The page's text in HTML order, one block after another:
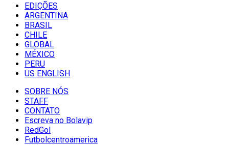
EDIÇÕES
ARGENTINA
BRASIL
CHILE
GLOBAL
MÉXICO
PERU
US ENGLISH
SOBRE NÓS
STAFF
CONTATO
Escreva no Bolavip
RedGol
Futbolcentroamerica